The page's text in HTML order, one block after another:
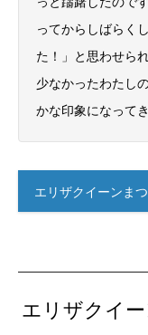
ってからしばらく
た！」と思わせら
少なかったわたし
かな印象になってき
エリザクイーンま
エリザクイ